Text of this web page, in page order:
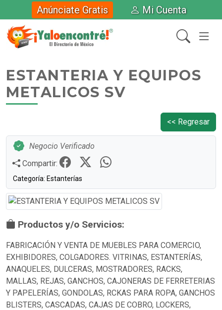
Anúnciate Gratis Mi Cuenta
ESTANTERIA Y EQUIPOS
METALICOS SV
<< Regresar
Negocio Verificado
Compartir:
Categoría: Estanterías
Productos y/o Servicios:
FABRICACIÓN Y VENTA DE MUEBLES PARA COMERCIO,
EXHIBIDORES, COLGADORES. VITRINAS, ESTANTERÍAS,
ANAQUELES, DULCERAS, MOSTRADORES, RACKS,
MALLAS, REJAS, GANCHOS, CAJONERAS DE FERRETERIAS
Y PAPELERÍAS, GONDOLAS, RCKAS PARA ROPA, GANCHOS
BLISTERS, CASCADAS, CAJAS DE COBRO, LOCKERS,